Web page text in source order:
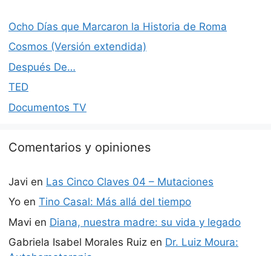
Ocho Días que Marcaron la Historia de Roma
Cosmos (Versión extendida)
Después De…
TED
Documentos TV
Comentarios y opiniones
Javi en Las Cinco Claves 04 – Mutaciones
Yo en Tino Casal: Más allá del tiempo
Mavi en Diana, nuestra madre: su vida y legado
Gabriela Isabel Morales Ruiz en Dr. Luiz Moura: